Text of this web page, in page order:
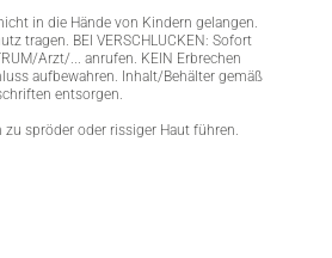
in die Hände von Kindern gelangen.
tragen. BEI VERSCHLUCKEN: Sofort
Arzt/... anrufen. KEIN Erbrechen
aufbewahren. Inhalt/Behälter gemäß
entsorgen.
spröder oder rissiger Haut führen.